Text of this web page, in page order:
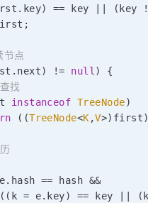
. key) == key ( key !=
;
点
. next) != null)
{
找
instanceof TreeNode)
( (TreeNode<K,V>) first)
e. hash == hash &&
( ( k = e. key) == key (